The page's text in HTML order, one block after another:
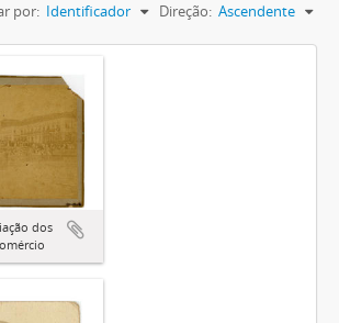
por: Identificador Direção: Ascendente
dos